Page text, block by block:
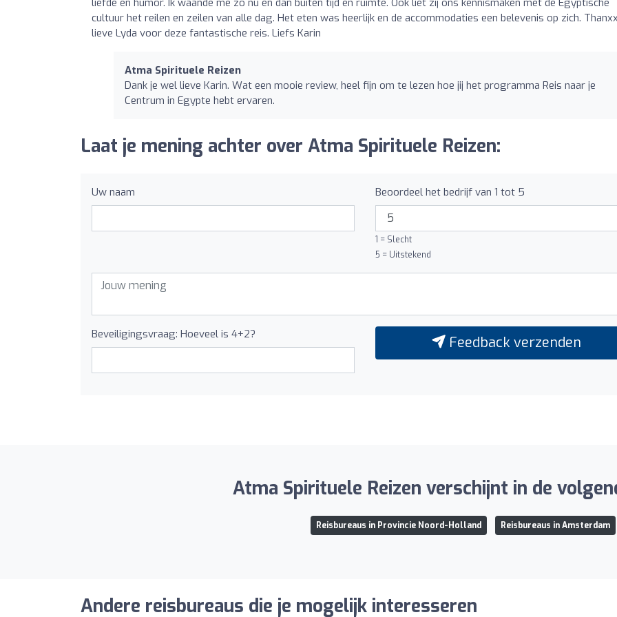
cultuur het reilen en zeilen van alle dag. Het eten was heerlijk en de accommodaties een belevenis op zich.
lieve Lyda voor deze fantastische reis. Liefs Karin
Atma Spirituele Reizen
Dank je wel lieve Karin. Wat een mooie review, heel fijn om te lezen hoe jij het programma Reis naar je
Centrum in Egypte hebt ervaren.
Laat je mening achter over Atma Spirituele Reizen:
Uw naam Beoordeel het bedrijf van 1 tot 5
1 = Slecht
5 = Uitstekend
Beveiligingsvraag: Hoeveel is 4+2? Feedback verzenden
Atma Spirituele Reizen verschijnt in de
Reisbureaus in Provincie Noord-Holland Reisbureaus in Amsterdam
Andere reisbureaus die je mogelijk interesseren